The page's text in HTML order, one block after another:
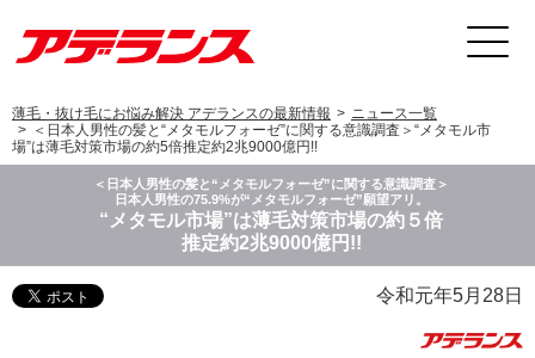
薄毛・抜け毛にお悩み解決 アデランスの最新情報
ニュース一覧
＜日本人男性の髪と“メタモルフォーゼ”に関する意識調査＞“メタモル市
場”は薄毛対策市場の約5倍推定約2兆9000億円!!
＜日本人男性の髪と“メタモルフォーゼ”に関する意識調査＞
日本人男性の75.9%が“メタモルフォーゼ”願望アリ。
“メタモル市場”は薄毛対策市場の約５倍
推定約2兆9000億円!!
令和元年5月28日